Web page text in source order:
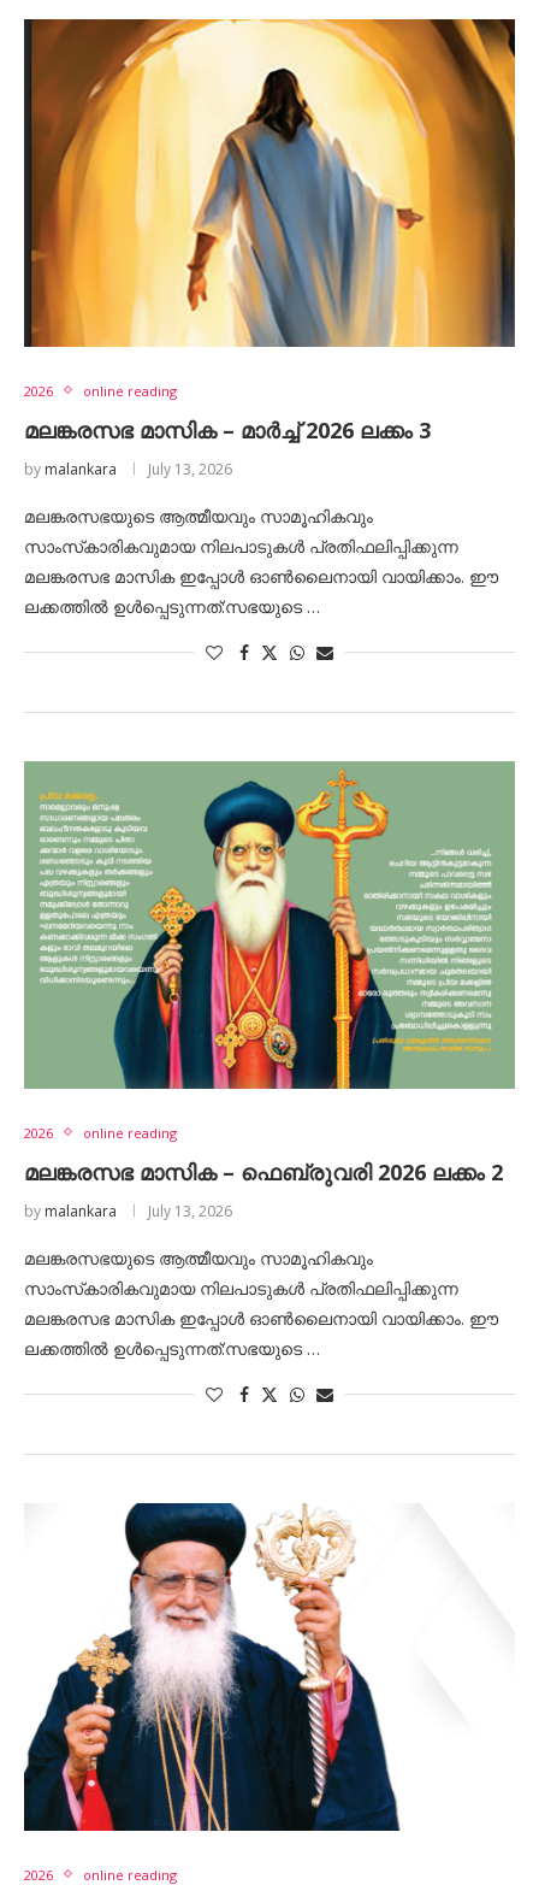
2026 online reading
മലങ്കരസഭ മാസിക – മാർച്ച് 2026 ലക്കം 3
by malankara July 13, 2026
മലങ്കരസഭയുടെ ആത്മീയവും സാമൂഹികവും
സാംസ്‌കാരികവുമായ നിലപാടുകൾ പ്രതിഫലിപ്പിക്കുന്ന
മലങ്കരസഭ മാസിക ഇപ്പോൾ ഓൺലൈനായി വായിക്കാം. ഈ
ലക്കത്തിൽ ഉൾപ്പെടുന്നത്:സഭയുടെ …
2026 online reading
മലങ്കരസഭ മാസിക – ഫെബ്രുവരി 2026 ലക്കം 2
by malankara July 13, 2026
മലങ്കരസഭയുടെ ആത്മീയവും സാമൂഹികവും
സാംസ്‌കാരികവുമായ നിലപാടുകൾ പ്രതിഫലിപ്പിക്കുന്ന
മലങ്കരസഭ മാസിക ഇപ്പോൾ ഓൺലൈനായി വായിക്കാം. ഈ
ലക്കത്തിൽ ഉൾപ്പെടുന്നത്:സഭയുടെ …
2026 online reading